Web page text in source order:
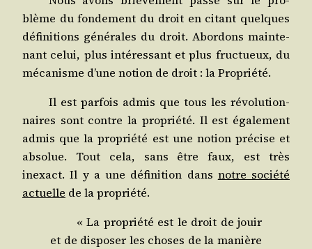
blème du fon­de­ment du droit en citant quelques
défi­ni­tions géné­rales du droit. Abor­dons main­te­
nant celui, plus inté­res­sant et plus fruc­tueux, du
méca­nisme d’une notion de droit : la Propriété.
Il est par­fois admis que tous les révo­lu­tion­
naires sont contre la pro­prié­té. Il est éga­le­ment
admis que la pro­prié­té est une notion pré­cise et
abso­lue. Tout cela, sans être faux, est très
inexact. Il y a une défi­ni­tion dans notre socié­té
actuelle de la propriété.
« La pro­prié­té est le droit de jouir
et de dis­po­ser les choses de la manière